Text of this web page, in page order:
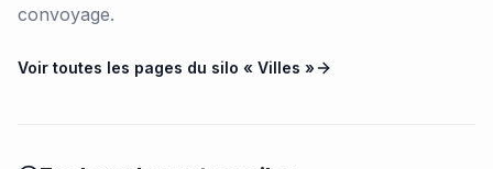
convoyage.
Voir toutes les pages du silo « Villes »